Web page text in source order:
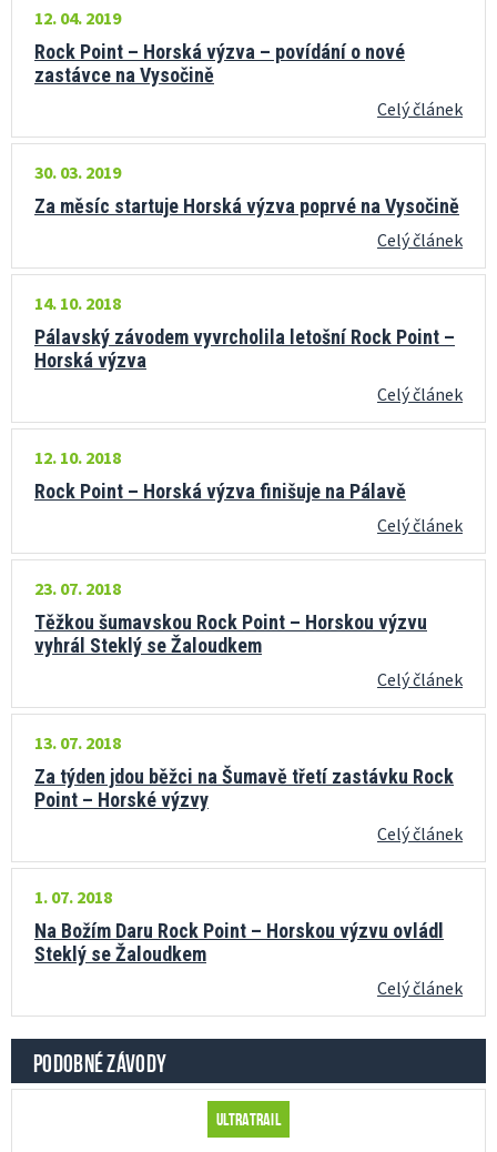
12. 04. 2019
Rock Point – Horská výzva – povídání o nové
zastávce na Vysočině
Celý článek
30. 03. 2019
Za měsíc startuje Horská výzva poprvé na Vysočině
Celý článek
14. 10. 2018
Pálavský závodem vyvrcholila letošní Rock Point –
Horská výzva
Celý článek
12. 10. 2018
Rock Point – Horská výzva finišuje na Pálavě
Celý článek
23. 07. 2018
Těžkou šumavskou Rock Point – Horskou výzvu
vyhrál Steklý se Žaloudkem
Celý článek
13. 07. 2018
Za týden jdou běžci na Šumavě třetí zastávku Rock
Point – Horské výzvy
Celý článek
1. 07. 2018
Na Božím Daru Rock Point – Horskou výzvu ovládl
Steklý se Žaloudkem
Celý článek
PODOBNÉ ZÁVODY
Ultratrail